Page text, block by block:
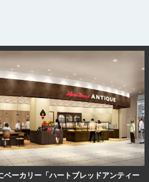
ベーカリー「ハートブレッドアンティー